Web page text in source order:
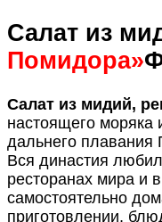
Салат из
Помидора»
Салат из мидий,
настоящего моряка
дальнего плавания
Вся династия
ресторанах мира и
самостоятельно
приготовлении,